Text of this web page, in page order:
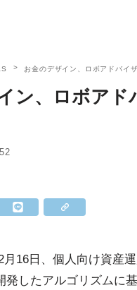
お金のデザイン、ロボアドバイ
ン、ロボアド
16日、個人向け資産
発したアルゴリズムに